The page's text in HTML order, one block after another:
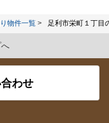
物件一覧 足利市栄町１丁目
わせ